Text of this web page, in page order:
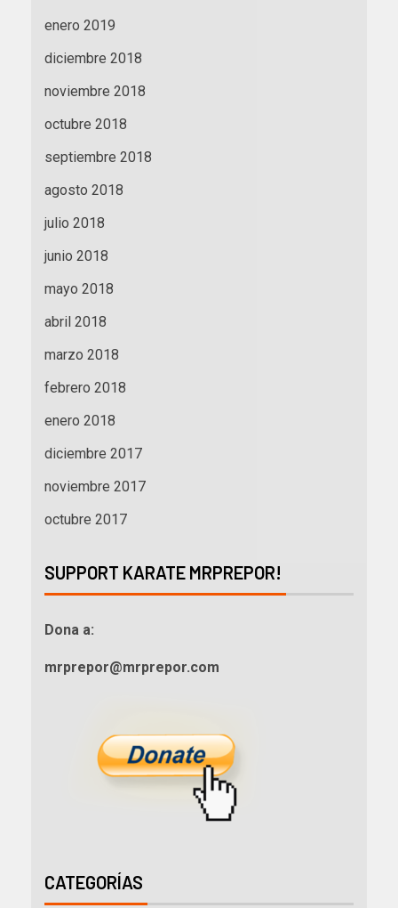
enero 2019
diciembre 2018
noviembre 2018
octubre 2018
septiembre 2018
agosto 2018
julio 2018
junio 2018
mayo 2018
abril 2018
marzo 2018
febrero 2018
enero 2018
diciembre 2017
noviembre 2017
octubre 2017
SUPPORT KARATE MRPREPOR!
Dona a:
mrprepor@mrprepor.com
CATEGORÍAS